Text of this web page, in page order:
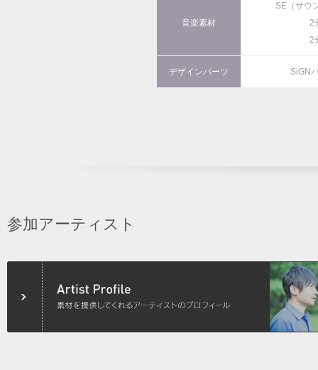
音楽素材
SE（サウ
2
2
デザインパーツ SiGN
参加アーティスト